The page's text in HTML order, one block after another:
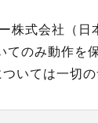
式会社（日
てのみ動作を
いては一切の